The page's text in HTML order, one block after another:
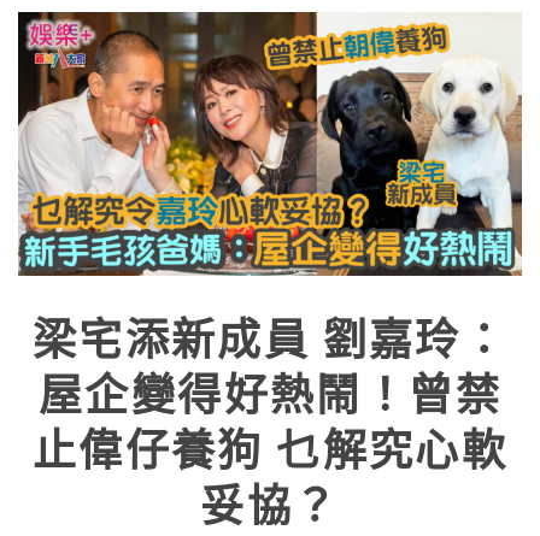
梁宅添新成員 劉嘉玲：
屋企變得好熱鬧！曾禁
止偉仔養狗 乜解究心軟
妥協？